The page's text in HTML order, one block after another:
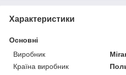
Характеристики
Основні
Виробник
Країна виробник